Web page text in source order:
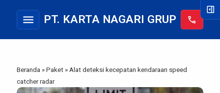
menu PT. KARTA NAGARI GRUP call
Beranda »Paket » Alat deteksi kecepatan kendaraan speed
catcher radar
right_panel_open